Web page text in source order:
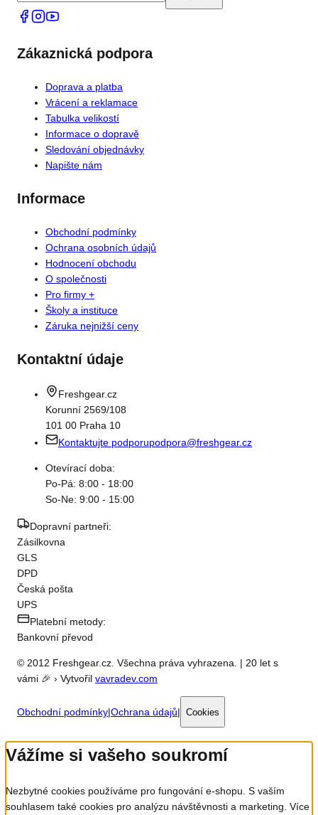
Zákaznická podpora
Doprava a platba
Vrácení a reklamace
Tabulka velikostí
Informace o dopravě
Sledování objednávky
Napište nám
Informace
Obchodní podmínky
Ochrana osobních údajů
Hodnocení obchodu
O společnosti
Pro firmy +
Školy a instituce
Záruka nejnižší ceny
Kontaktní údaje
Freshgear.cz
Korunní 2569/108
101 00 Praha 10
Kontaktujte podporupodpora@freshgear.cz
Otevírací doba:
Po-Pá: 8:00 - 18:00
So-Ne: 9:00 - 15:00
Dopravní partneři:
Zásilkovna
GLS
DPD
Česká pošta
UPS
Platební metody:
Bankovní převod
© 2012 Freshgear.cz. Všechna práva vyhrazena. | 20 let s
vámi 🎉 › Vytvořil vavradev.com
Obchodní podmínky|Ochrana údajů| Cookies
Vážíme si vašeho soukromí
Nezbytné cookies používáme pro fungování e-shopu. S vaším
souhlasem také cookies pro analýzu návštěvnosti a marketing. Více